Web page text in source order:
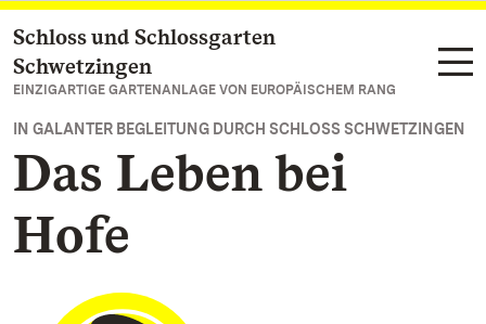
Zum Hauptinhalt springen
Schloss und Schlossgarten
Schwetzingen
EINZIGARTIGE GARTENANLAGE VON EUROPÄISCHEM RANG
IN GALANTER BEGLEITUNG DURCH SCHLOSS SCHWETZINGEN
Das Leben bei
Hofe